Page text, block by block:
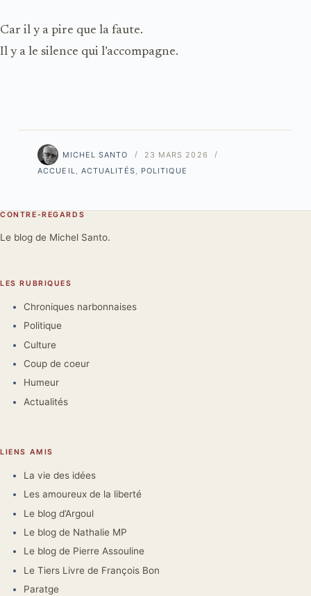
Car il y a pire que la faute.
Il y a le silence qui l’accompagne.
MICHEL SANTO
23 MARS 2026
ACCUEIL
ACTUALITÉS POLITIQUE
CONTRE-REGARDS
Le blog de Michel Santo.
LES RUBRIQUES
Chroniques narbonnaises
Politique
Culture
Coup de coeur
Humeur
Actualités
LIENS AMIS
La vie des idées
Les amoureux de la liberté
Le blog d’Argoul
Le blog de Nathalie MP
Le blog de Pierre Assouline
Le Tiers Livre de François Bon
Paratge